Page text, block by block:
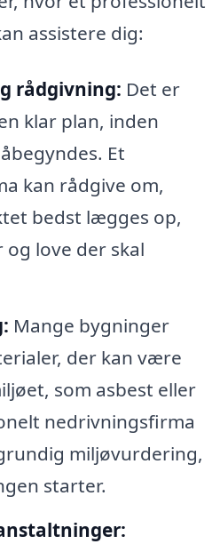
assistere dig:
rådgivning: Det er
klar plan, inden
Et
kan rådgive om,
bedst lægges op,
love der skal
Mange bygninger
der kan være
som asbest eller
nedrivningsfirma
miljøvurdering,
starter.